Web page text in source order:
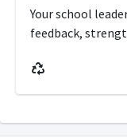
Your school
feedback,